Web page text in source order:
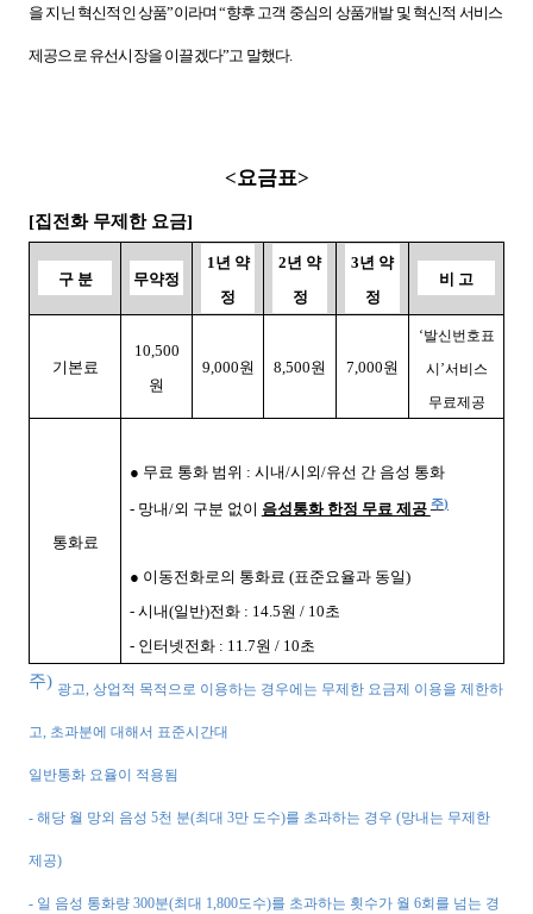
을 지닌 혁신적인 상품”이라며 “향후 고객 중심의 상품개발 및 혁신적 서비스
제공으로 유선시장을 이끌겠다”고 말했다.
<요금표>
[집전화 무제한 요금]
구 분 무약정
1 년 약
정
2년 약
정
3년 약
정
비 고
기본료
10,500
원
9,000원 8,500원 7,000원
‘발신번호표
시’서비스
무료제공
통화료
● 무료 통화 범위 : 시내/시외/유선 간 음성 통화
- 망내/외 구분 없이 음성통화 한정 무료 제공주)
● 이동전화로의 통화료 (표준요율과 동일)
- 시내(일반)전화: 14.5원 / 10초
- 인터넷전화: 11.7원 / 10초
주) 광고, 상업적 목적으로 이용하는 경우에는 무제한 요금제 이용을 제한하
고, 초과분에 대해서 표준시간대
일반통화 요율이 적용됨
- 해당 월 망외 음성 5천 분(최대 3만 도수)를 초과하는 경우 (망내는 무제한
제공)
- 일 음성 통화량 300분(최대 1,800도수)를 초과하는 횟수가 월 6회를 넘는 경